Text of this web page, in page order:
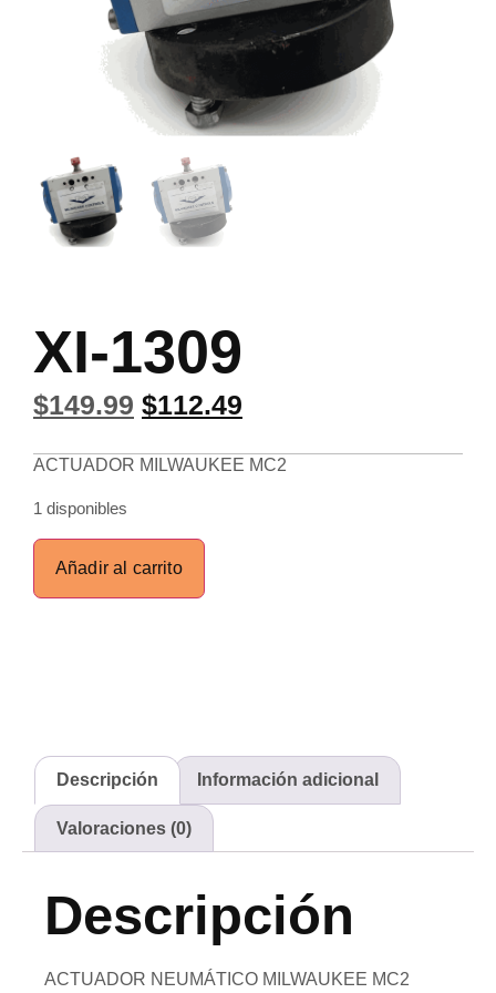
XI-1309
$149.99 $112.49
ACTUADOR MILWAUKEE MC2
1 disponibles
Añadir al carrito
Descripción Información adicional
Valoraciones (0)
Descripción
ACTUADOR NEUMÁTICO MILWAUKEE MC2